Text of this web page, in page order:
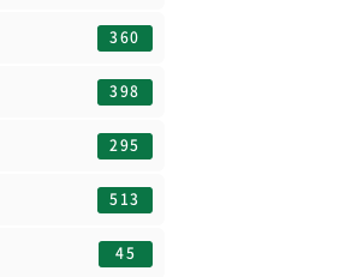
360
398
295
513
45